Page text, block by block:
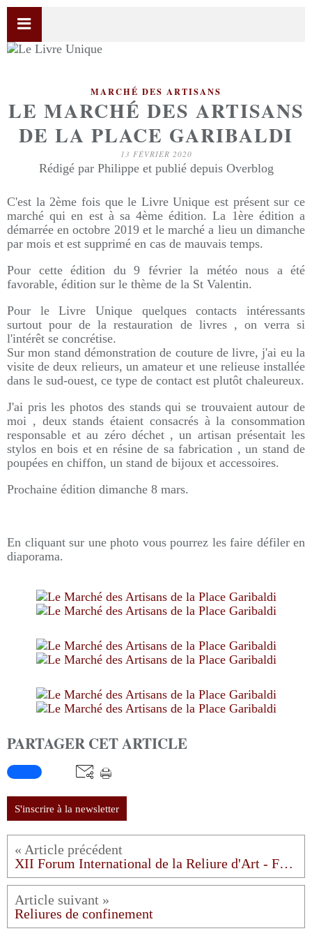
MARCHÉ DES ARTISANS
LE MARCHÉ DES ARTISANS
DE LA PLACE GARIBALDI
13 FÉVRIER 2020
Rédigé par Philippe et publié depuis Overblog
C'est la 2ème fois que le Livre Unique est présent sur ce
marché qui en est à sa 4ème édition. La 1ère édition a
démarrée en octobre 2019 et le marché a lieu un dimanche
par mois et est supprimé en cas de mauvais temps.
Pour cette édition du 9 février la météo nous a été
favorable, édition sur le thème de la St Valentin.
Pour le Livre Unique quelques contacts intéressants
surtout pour de la restauration de livres , on verra si
l'intérêt se concrétise.
Sur mon stand démonstration de couture de livre, j'ai eu la
visite de deux relieurs, un amateur et une relieuse installée
dans le sud-ouest, ce type de contact est plutôt chaleureux.
J'ai pris les photos des stands qui se trouvaient autour de
moi , deux stands étaient consacrés à la consommation
responsable et au zéro déchet , un artisan présentait les
stylos en bois et en résine de sa fabrication , un stand de
poupées en chiffon, un stand de bijoux et accessoires.
Prochaine édition dimanche 8 mars.
En cliquant sur une photo vous pourrez les faire défiler en
diaporama.
PARTAGER CET ARTICLE
S'inscrire à la newsletter
XII Forum International de la Reliure d'Art - FIRA
Reliures de confinement